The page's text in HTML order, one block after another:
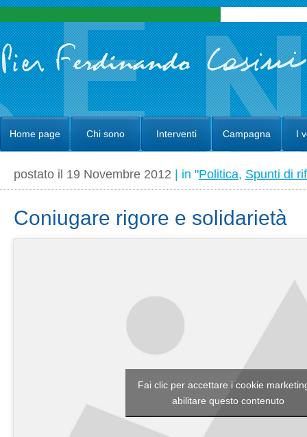
Home page Chi sono Interventi Campagna I
postato il 19 Novembre 2012 | in "Politica, Spunti di
Coniugare rigore e solidarietà
Fai clic per accettare i cookie
abilitare questo contenuto